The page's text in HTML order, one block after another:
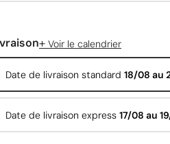
+ Voir le calendrier
Date de livraison standard 18/08 au
Date de livraison express 17/08 au